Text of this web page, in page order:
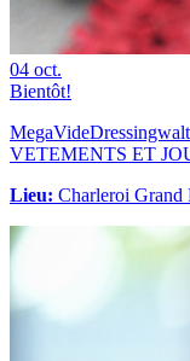
04 oct.
Bientôt!
VETEMENTS ET
Lieu: Charleroi Grand